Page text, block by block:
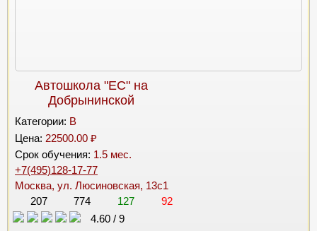
Автошкола "ЕС" на
Добрынинской
Категории: B
Цена: 22500.00 ₽
Срок обучения: 1.5 мес.
+7(495)128-17-77
Москва, ул. Люсиновская, 13с1
207
774 127
92
4.60 / 9